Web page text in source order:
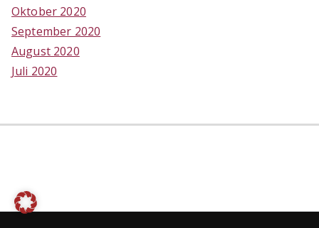
Oktober 2020
September 2020
August 2020
Juli 2020